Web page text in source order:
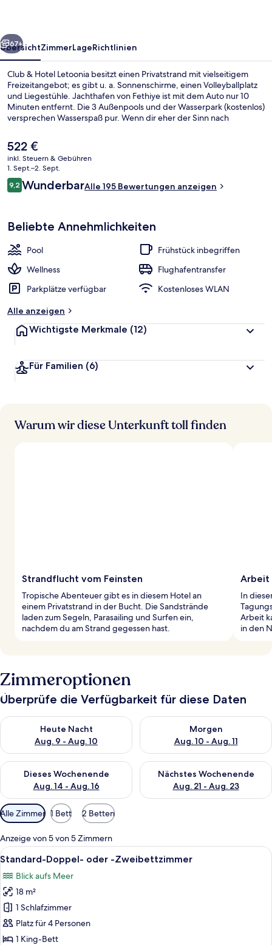
Weiter
67+
ÜbersichtZimmerLageRichtlinien
Club & Hotel Letoonia besitzt einen Privatstrand mit vielseitigem
Freizeitangebot; es gibt u. a. Sonnenschirme, einen Volleyballplatz
und Liegestühle. Jachthafen von Fethiye ist mit dem Auto nur 10
Minuten entfernt. Die 3 Außenpools und der Wasserpark (kostenlos)
versprechen Wasserspaß pur. Wenn dir eher der Sinn nach
Tiefengewebe-Massagen, Gesichtsbehandlungen und
Aromatherapie verwöhnen lassen. Moonlight Restaurant, eins von 6
Restaurants, ist zum Frühstück, Mittagessen und Abendessen
geöffnet. Als weitere Highlights bietet dieses Hotel mit All-
inclusive-Leistungen 2 Strandbars, einen Innenpool und einen
Jachthafen.
Der
aktuelle
Preis
beträgt
522 €.
522 €
inkl. Steuern & Gebühren
1. Sept.–2. Sept.
Bewertungen
9,29,2 von 10.
WunderbarAlle 195 Bewertungen anzeigen
Beliebte Annehmlichkeiten
Pool
Frühstück inbegriffen
Wellness
Flughafentransfer
Parkplätze verfügbar
Kostenloses WLAN
Alle anzeigen
Wichtigste Merkmale (12)
Für Familien (6)
Warum wir diese Unterkunft toll finden
Strandflucht vom Feinsten
Tropische Abenteuer gibt es in diesem Hotel an
einem Privatstrand in der Bucht. Die Sandstrände
laden zum Segeln, Parasailing und Surfen ein,
nachdem du am Strand gegessen hast.
Arbeit
In
Arbeit
in den
Zimmeroptionen
Überprüfe die Verfügbarkeit für diese Daten
Heute Nacht
Aug. 9 - Aug. 10
Überprüfe die Verfügbarkeit für heute Nacht, Aug. 9 - Aug.
Morgen
Aug. 10 - Aug. 11
Überprüfe die Verfügbarkeit
Dieses Wochenende
Aug. 14 - Aug. 16
Überprüfe die Verfügbarkeit für dieses Wochenende, Aug. 14
Nächstes Wochenende
Aug. 21 - Aug. 23
Überprüfe die Verfügbarkeit
Verfügbare
Filter
für
Zimmer
Alle Zimmer 1 Bett 2 Betten
Anzeige von 5 von 5 Zimmern
Alle
Fotos
für
Standard-
Doppel-
oder
-
Ein Hotelzimmer mit Bett,
6
Standard-Doppel- oder -Zweibettzimmer
Blick aufs Meer
18 m²
1 Schlafzimmer
Platz für 4 Personen
1 King-Bett